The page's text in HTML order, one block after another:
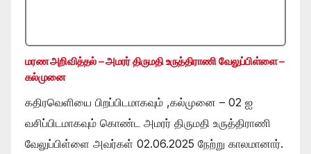
மரண அறிவித்தல் – அமரர் திருமதி உருத்திராணி வேலுப்பிள்ளை –
கல்முனை
கதிரவெளியை பிறப்பிடமாகவும் ,கல்முனை – 02 ஐ
வசிப்பிடமாகவும் கொண்ட அமரர் திருமதி உருத்திராணி
வேலுப்பிள்ளை அவர்கள் 02.06.2025 நேற்று காலமானார்.